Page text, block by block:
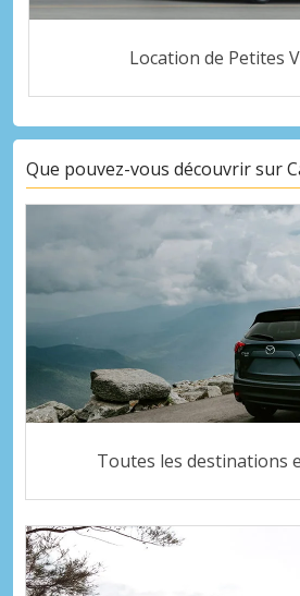
Location de Petites
Que pouvez-vous découvrir sur
Toutes les destinations